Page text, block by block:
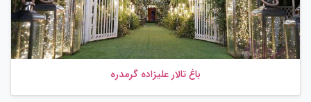
باغ تالار علیزاده گرمدره